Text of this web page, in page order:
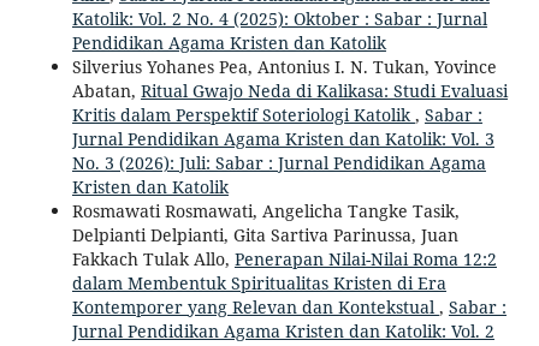
Katolik: Vol. 2 No. 4 (2025): Oktober : Sabar : Jurnal
Pendidikan Agama Kristen dan Katolik
Silverius Yohanes Pea, Antonius I. N. Tukan, Yovince
Abatan, Ritual Gwajo Neda di Kalikasa: Studi Evaluasi
Kritis dalam Perspektif Soteriologi Katolik, Sabar :
Jurnal Pendidikan Agama Kristen dan Katolik: Vol. 3
No. 3 (2026): Juli: Sabar : Jurnal Pendidikan Agama
Kristen dan Katolik
Rosmawati Rosmawati, Angelicha Tangke Tasik,
Delpianti Delpianti, Gita Sartiva Parinussa, Juan
Fakkach Tulak Allo, Penerapan Nilai-Nilai Roma 12:2
dalam Membentuk Spiritualitas Kristen di Era
Kontemporer yang Relevan dan Kontekstual , Sabar :
Jurnal Pendidikan Agama Kristen dan Katolik: Vol. 2